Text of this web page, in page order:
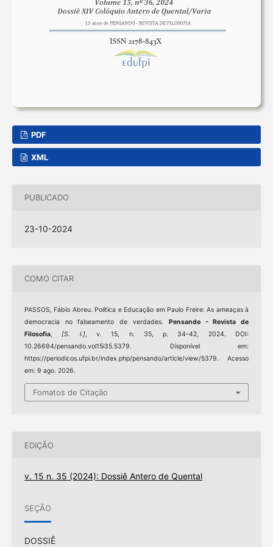
PDF
XML
PUBLICADO
23-10-2024
COMO CITAR
PASSOS, Fábio Abreu. Política e Educação em Paulo Freire: As ameaças à
democracia no falseamento de verdades. Pensando - Revista de
Filosofia,[S. l.], v. 15, n. 35, p. 34–42, 2024. DOI:
10.26694/pensando.vol15i35.5379. Disponível em:
https://periodicos.ufpi.br/index.php/pensando/article/view/5379. Acesso
em: 9 ago. 2026.
Fomatos de Citação
EDIÇÃO
v. 15 n. 35 (2024): Dossiê Antero de Quental
SEÇÃO
DOSSIÊ